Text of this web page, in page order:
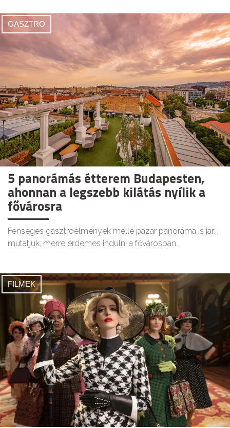
GASZTRO
5 panorámás étterem Budapesten,
ahonnan a legszebb kilátás nyílik a
fővárosra
Fenséges gasztroélmények mellé pazar panoráma is jár:
mutatjuk, merre érdemes indulni a fővárosban.
FILMEK